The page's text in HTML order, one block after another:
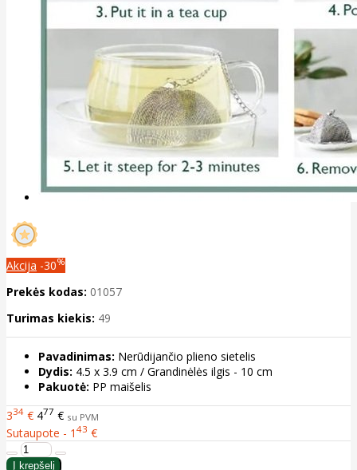
Akcija -30%
Prekės kodas: 01057
Turimas kiekis: 49
Pavadinimas: Nerūdijančio plieno sietelis
Dydis: 4.5 x 3.9 cm / Grandinėlės ilgis - 10 cm
Pakuotė: PP maišelis
334 € 477 € su PVM
Sutaupote - 1 43 €